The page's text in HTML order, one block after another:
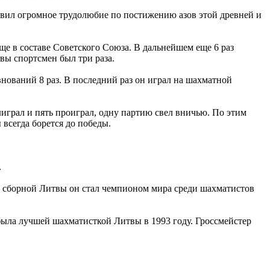
огромное трудолюбие по постижению азов этой древней и
в составе Советского Союза. В дальнейшем еще 6 раз
спортсмен был три раза.
8 раз. В последний раз он играл на шахматной
и пять проиграл, одну партию свел вничью. По этим
борется до победы.
сборной Литвы он стал чемпионом мира среди шахматистов
лучшей шахматисткой Литвы в 1993 году. Гроссмейстер